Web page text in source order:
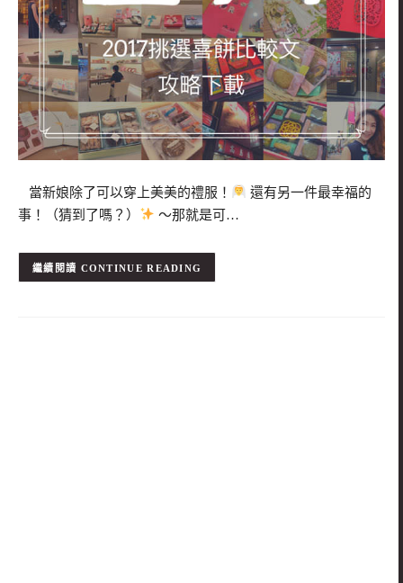
當新娘除了可以穿上美美的禮服！
還有另一件最幸福的
事！（猜到了嗎？）
～那就是可…
CONTINUE READING